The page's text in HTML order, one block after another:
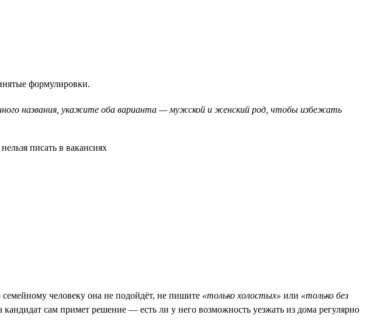
формулировки.
названия, укажите оба варианта — мужской и женский род, чтобы избежать
человеку она не подойдёт, не пишите «только холостых» или «только без
сам примет решение — есть ли у него возможность уезжать из дома регулярно